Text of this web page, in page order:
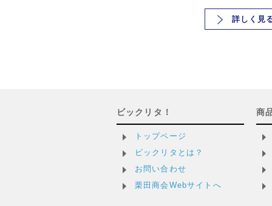
詳しく見
ビックリタ！
トップページ
ビックリタとは？
お問い合わせ
栗田商会Webサイトへ
商